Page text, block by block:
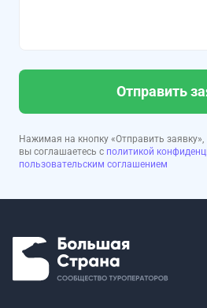
Отправить
Нажимая на кнопку «Отправить заявку»,
вы соглашаетесь с политикой
пользовательским соглашением